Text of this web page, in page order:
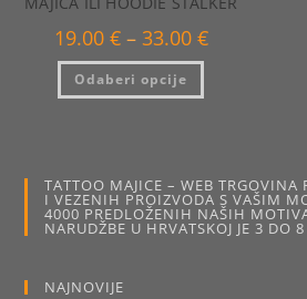
19.00 € – 33.00 €Raspon
cijena:
Odaberi opcije
Ovaj
ima
odabrati
na
stranici
proizvoda
TATTOO MAJICE – WEB
I VEZENIH PROIZVODA S VAŠIM
4000 PREDLOŽENIH NAŠIH
NARUDŽBE U HRVATSKOJ JE 3 DO
NAJNOVIJE